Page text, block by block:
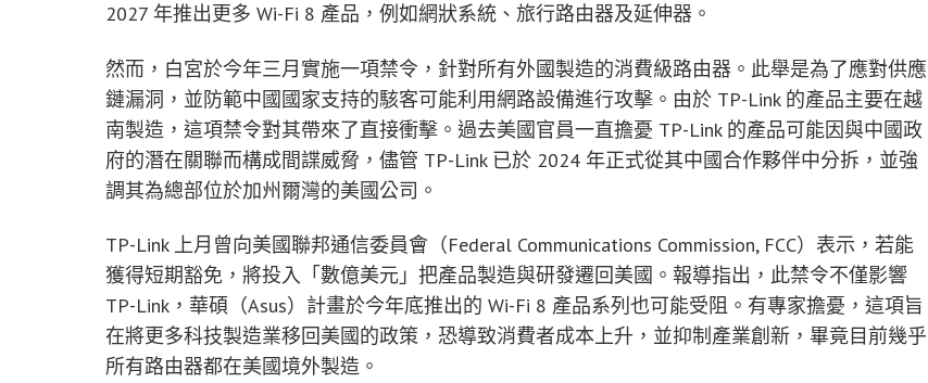
2027 年推出更多 Wi-Fi 8 產品，例如網狀系統、旅行路由器及延伸器。
然而，白宮於今年三月實施一項禁令，針對所有外國製造的消費級路由器。此舉是為了應對供應
鏈漏洞，並防範中國國家支持的駭客可能利用網路設備進行攻擊。由於 TP-Link 的產品主要在越
南製造，這項禁令對其帶來了直接衝擊。過去美國官員一直擔憂 TP-Link 的產品可能因與中國政
府的潛在關聯而構成間諜威脅，儘管 TP-Link 已於 2024 年正式從其中國合作夥伴中分拆，並強
調其為總部位於加州爾灣的美國公司。
TP-Link 上月曾向美國聯邦通信委員會（Federal Communications Commission, FCC）表示，若能
獲得短期豁免，將投入「數億美元」把產品製造與研發遷回美國。報導指出，此禁令不僅影響
TP-Link，華碩（Asus）計畫於今年底推出的 Wi-Fi 8 產品系列也可能受阻。有專家擔憂，這項旨
在將更多科技製造業移回美國的政策，恐導致消費者成本上升，並抑制產業創新，畢竟目前幾乎
所有路由器都在美國境外製造。